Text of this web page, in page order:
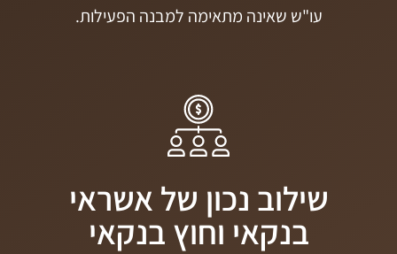
עו"ש שאינה מתאימה למבנה הפעילות.
שילוב נכון של אשראי
בנקאי וחוץ בנקאי